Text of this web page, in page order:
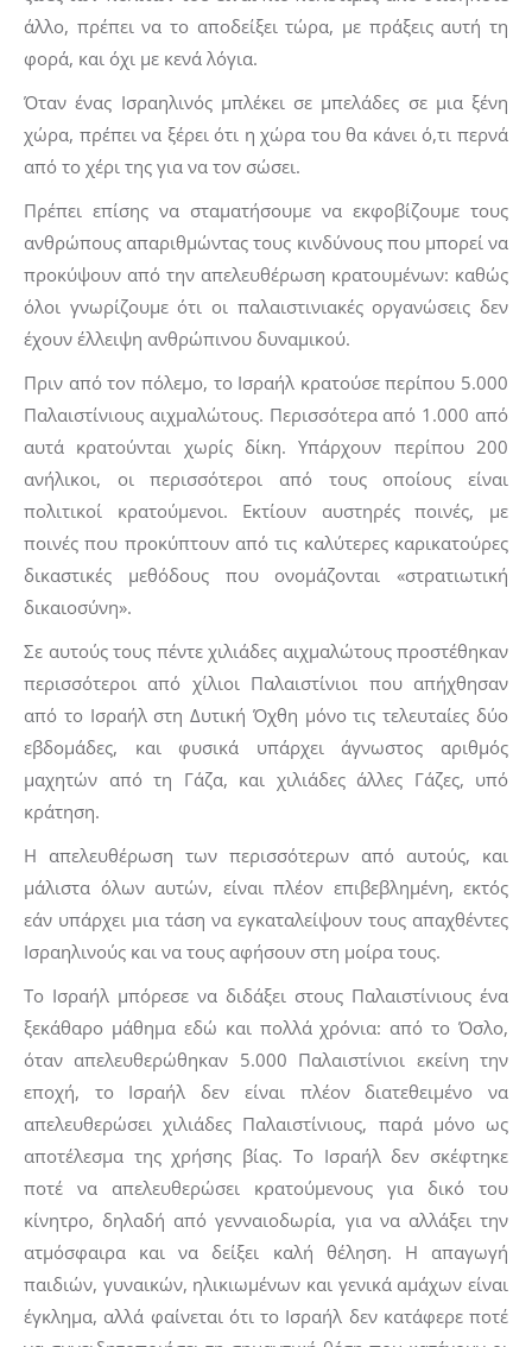
άλλο, πρέπει να το αποδείξει τώρα, με πράξεις αυτή τη
φορά, και όχι με κενά λόγια.
Όταν ένας Ισραηλινός μπλέκει σε μπελάδες σε μια ξένη
χώρα, πρέπει να ξέρει ότι η χώρα του θα κάνει ό,τι περνά
από το χέρι της για να τον σώσει.
Πρέπει επίσης να σταματήσουμε να εκφοβίζουμε τους
ανθρώπους απαριθμώντας τους κινδύνους που μπορεί να
προκύψουν από την απελευθέρωση κρατουμένων: καθώς
όλοι γνωρίζουμε ότι οι παλαιστινιακές οργανώσεις δεν
έχουν έλλειψη ανθρώπινου δυναμικού.
Πριν από τον πόλεμο, το Ισραήλ κρατούσε περίπου 5.000
Παλαιστίνιους αιχμαλώτους. Περισσότερα από 1.000 από
αυτά κρατούνται χωρίς δίκη. Υπάρχουν περίπου 200
ανήλικοι, οι περισσότεροι από τους οποίους είναι
πολιτικοί κρατούμενοι. Εκτίουν αυστηρές ποινές, με
ποινές που προκύπτουν από τις καλύτερες καρικατούρες
δικαστικές μεθόδους που ονομάζονται «στρατιωτική
δικαιοσύνη».
Σε αυτούς τους πέντε χιλιάδες αιχμαλώτους προστέθηκαν
περισσότεροι από χίλιοι Παλαιστίνιοι που απήχθησαν
από το Ισραήλ στη Δυτική Όχθη μόνο τις τελευταίες δύο
εβδομάδες, και φυσικά υπάρχει άγνωστος αριθμός
μαχητών από τη Γάζα, και χιλιάδες άλλες Γάζες, υπό
κράτηση.
Η απελευθέρωση των περισσότερων από αυτούς, και
μάλιστα όλων αυτών, είναι πλέον επιβεβλημένη, εκτός
εάν υπάρχει μια τάση να εγκαταλείψουν τους απαχθέντες
Ισραηλινούς και να τους αφήσουν στη μοίρα τους.
Το Ισραήλ μπόρεσε να διδάξει στους Παλαιστίνιους ένα
ξεκάθαρο μάθημα εδώ και πολλά χρόνια: από το Όσλο,
όταν απελευθερώθηκαν 5.000 Παλαιστίνιοι εκείνη την
εποχή, το Ισραήλ δεν είναι πλέον διατεθειμένο να
απελευθερώσει χιλιάδες Παλαιστίνιους, παρά μόνο ως
αποτέλεσμα της χρήσης βίας. Το Ισραήλ δεν σκέφτηκε
ποτέ να απελευθερώσει κρατούμενους για δικό του
κίνητρο, δηλαδή από γενναιοδωρία, για να αλλάξει την
ατμόσφαιρα και να δείξει καλή θέληση. Η απαγωγή
παιδιών, γυναικών, ηλικιωμένων και γενικά αμάχων είναι
έγκλημα, αλλά φαίνεται ότι το Ισραήλ δεν κατάφερε ποτέ